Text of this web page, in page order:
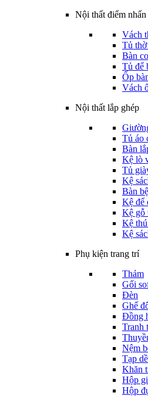
Nội thất điểm nhấn
Vách
Tủ
Bàn
Tủ để
Ốp
Vách
Nội thất lắp ghép
Tủ áo
Bàn
Kệ lò
Tủ
Kệ
Bàn
Kệ để
Kệ gỗ
Kệ
Kệ
Phụ kiện trang trí
Thảm
Gối
Đèn
Ghế
Đồng
Tranh
Nệm
Tạp dề
Khăn
Hộp
Hộp